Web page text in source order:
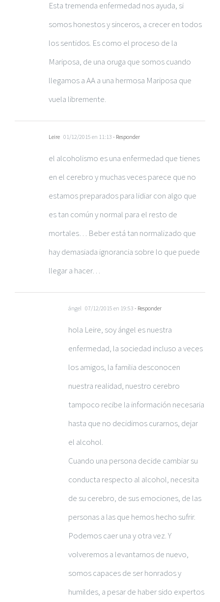
Esta tremenda enfermedad nos ayuda, si
somos honestos y sinceros, a crecer en todos
los sentidos. Es como el proceso de la
Mariposa, de una oruga que somos cuando
llegamos a AA a una hermosa Mariposa que
vuela libremente.
Leire 01/12/2015 en 11:13 - Responder
el alcoholismo es una enfermedad que tienes
en el cerebro y muchas veces parece que no
estamos preparados para lidiar con algo que
es tan común y normal para el resto de
mortales… Beber está tan normalizado que
hay demasiada ignorancia sobre lo que puede
llegar a hacer…
ángel 07/12/2015 en 19:53 - Responder
hola Leire, soy ángel es nuestra
enfermedad, la sociedad incluso a veces
los amigos, la familia desconocen
nuestra realidad, nuestro cerebro
tampoco recibe la información necesaria
hasta que no decidimos curarnos, dejar
el alcohol.
Cuando una persona decide cambiar su
conducta respecto al alcohol, necesita
de su cerebro, de sus emociones, de las
personas a las que hemos hecho sufrir.
Podemos caer una y otra vez. Y
volveremos a levantarnos de nuevo,
somos capaces de ser honrados y
humildes, a pesar de haber sido expertos